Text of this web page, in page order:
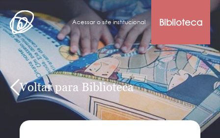
Acessar o site institucional Biblioteca
Voltar para Biblioteca